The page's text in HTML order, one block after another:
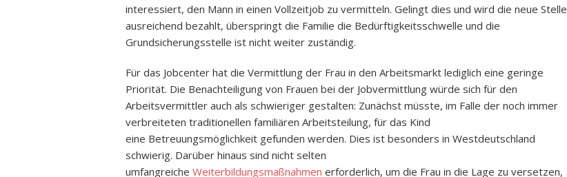
interessiert, den Mann in einen Vollzeitjob zu vermitteln. Gelingt dies und wird die neue Stelle
ausreichend bezahlt, überspringt die Familie die Bedürftigkeitsschwelle und die
Grundsicherungsstelle ist nicht weiter zuständig.
Für das Jobcenter hat die Vermittlung der Frau in den Arbeitsmarkt lediglich eine geringe
Priorität. Die Benachteiligung von Frauen bei der Jobvermittlung würde sich für den
Arbeitsvermittler auch als schwieriger gestalten: Zunächst müsste, im Falle der noch immer
verbreiteten traditionellen familiären Arbeitsteilung, für das Kind
eine Betreuungsmöglichkeit gefunden werden. Dies ist besonders in Westdeutschland
schwierig. Darüber hinaus sind nicht selten
umfangreiche Weiterbildungsmaßnahmen erforderlich, um die Frau in die Lage zu versetzen,